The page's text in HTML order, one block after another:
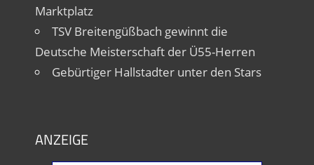
Marktplatz
TSV Breitengüßbach gewinnt die
Deutsche Meisterschaft der Ü55-Herren
Gebürtiger Hallstadter unter den Stars
ANZEIGE